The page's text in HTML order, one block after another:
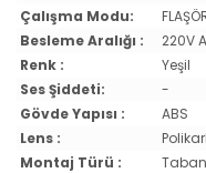
Çalışma Modu:
Besleme Aralığı :
220V
Renk :
Yeşil
Ses Şiddeti:
-
Gövde Yapısı :
ABS
Lens :
Montaj Türü :